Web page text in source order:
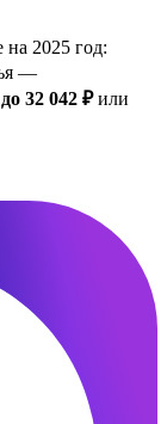
на 2025 год:
—
до 32 042 ₽или